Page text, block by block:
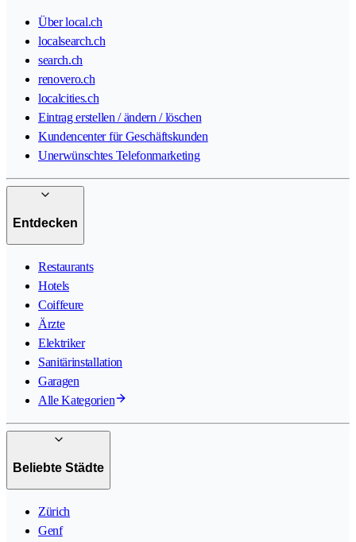
Über local.ch
localsearch.ch
search.ch
renovero.ch
localcities.ch
Eintrag erstellen / ändern / löschen
Kundencenter für Geschäftskunden
Unerwünschtes Telefonmarketing
Entdecken
Restaurants
Hotels
Coiffeure
Ärzte
Elektriker
Sanitärinstallation
Garagen
Alle Kategorien
Beliebte Städte
Zürich
Genf